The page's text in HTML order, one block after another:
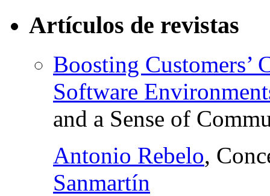
Artículos de revistas
Boosting Customers’
Software
and a Sense of
Antonio Rebelo,
Sanmartín